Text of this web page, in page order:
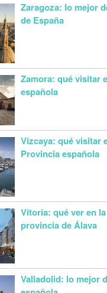
Zaragoza: lo mejor
de España
Zamora: qué visitar
española
Vizcaya: qué visitar
Provincia española
Vitoria: qué ver en
provincia de Álava
Valladolid: lo mejor